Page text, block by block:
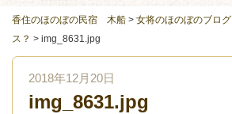
交通アクセス
よくある質問
お役立ちリンク集
香住のほのぼの民宿 木船 > 女将のほのぼのブログ
ス？ > img_8631.jpg
2018年12月20日
img_8631.jpg